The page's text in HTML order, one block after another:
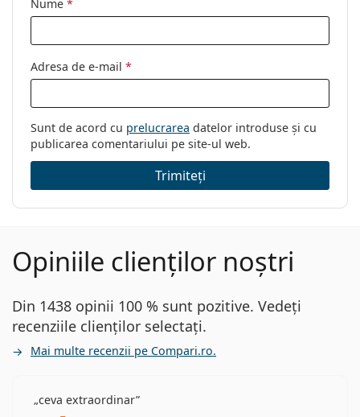
Nume *
Adresa de e-mail *
Sunt de acord cu prelucrarea datelor introduse și cu
publicarea comentariului pe site-ul web.
Trimiteți
Opiniile clienților noștri
Din 1438 opinii 100 % sunt pozitive. Vedeți
recenziile clienților selectați.
Mai multe recenzii pe Compari.ro.
ceva extraordinar